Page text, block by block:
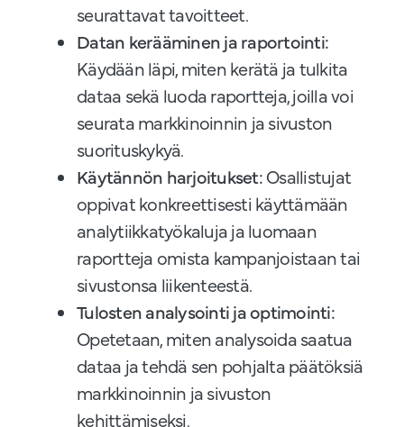
seurattavat tavoitteet.
Datan kerääminen ja raportointi:
Käydään läpi, miten kerätä ja tulkita
dataa sekä luoda raportteja, joilla voi
seurata markkinoinnin ja sivuston
suorituskykyä.
Käytännön harjoitukset:Osallistujat
oppivat konkreettisesti käyttämään
analytiikkatyökaluja ja luomaan
raportteja omista kampanjoistaan tai
sivustonsa liikenteestä.
Tulosten analysointi ja optimointi:
Opetetaan, miten analysoida saatua
dataa ja tehdä sen pohjalta päätöksiä
markkinoinnin ja sivuston
kehittämiseksi.